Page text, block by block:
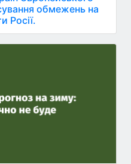
обмежень на
Росії.